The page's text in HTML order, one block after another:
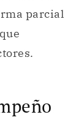
parcial